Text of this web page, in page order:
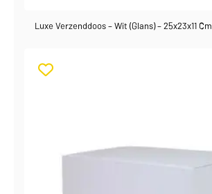
Luxe Verzenddoos – Wit (glans) – 25x23x11 Cm